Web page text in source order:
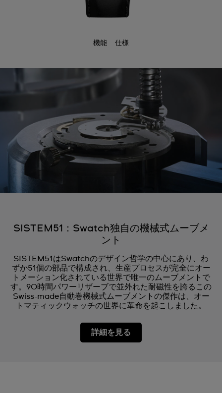
機能 仕様
SISTEM51：Swatch独自の機械式ムーブメ
ント
SISTEM51はSwatchのデザイン哲学の中心にあり、わ
ずか51個の部品で構成され、生産プロセスが完全にオー
トメーション化されている世界で唯一のムーブメントで
す。90時間パワーリザーブで並外れた耐磁性を誇るこの
Swiss-made自動巻機械式ムーブメントの傑作は、オー
トマティックウォッチの世界に革命を起こしました。
詳細を見る